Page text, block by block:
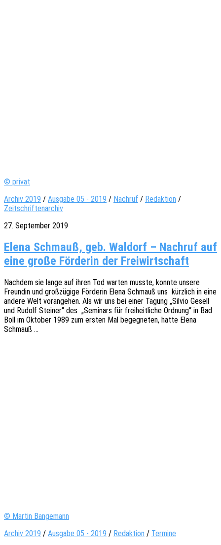
© privat
Archiv 2019 / Ausgabe 05 - 2019 / Nachruf / Redaktion /
Zeitschriftenarchiv
27. September 2019
Elena Schmauß, geb. Waldorf – Nachruf auf
eine große Förderin der Freiwirtschaft
Nach­dem sie lange auf ihren Tod warten musste, konnte unsere
Freun­din und groß­zü­gi­ge Förde­rin Elena Schm­auß uns kürz­lich in eine
andere Welt voran­ge­hen. Als wir uns bei einer Tagung „Silvio Gesell
und Rudolf Stei­ner“ des „Semi­nars für frei­heit­li­che Ordnung“ in Bad
Boll im Okto­ber 1989 zum ersten Mal begeg­ne­ten, hatte Elena
Schmauß …
© Martin Bangemann
Archiv 2019 / Ausgabe 05 - 2019 / Redaktion / Termine